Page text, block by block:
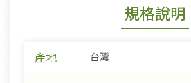
規格說明
產地 台灣